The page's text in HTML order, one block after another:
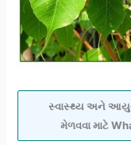
સ્વાસ્થ્ય અને
મેળવવા માટે